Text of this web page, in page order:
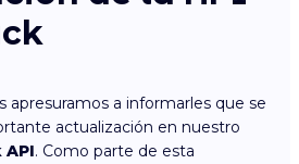
apresuramos a informarles que se
actualización en nuestro
API. Como parte de esta